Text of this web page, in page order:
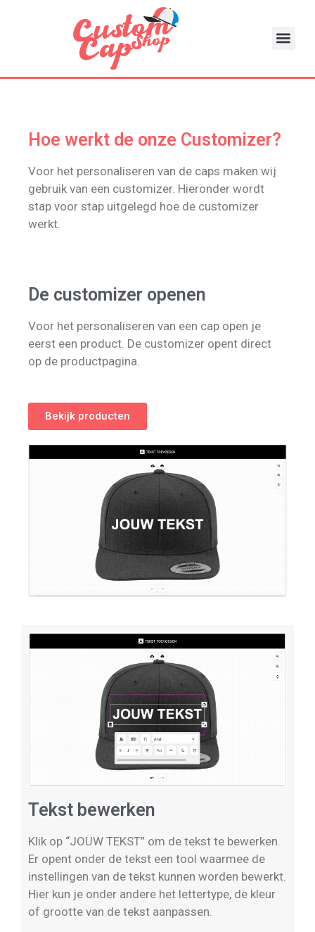
Hoe werkt de onze Customizer?
Voor het personaliseren van de caps maken wij
gebruik van een customizer. Hieronder wordt
stap voor stap uitgelegd hoe de customizer
werkt.
De customizer openen
Voor het personaliseren van een cap open je
eerst een product. De customizer opent direct
op de productpagina.
Bekijk producten
Tekst bewerken
Klik op “JOUW TEKST” om de tekst te bewerken.
Er opent onder de tekst een tool waarmee de
instellingen van de tekst kunnen worden bewerkt.
Hier kun je onder andere het lettertype, de kleur
of grootte van de tekst aanpassen.